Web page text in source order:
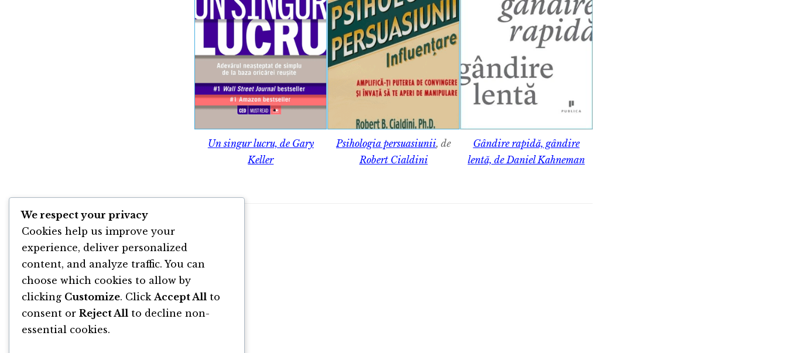
Un singur lucru, de Gary
Keller
Psihologia persuasiunii, de
Robert Cialdini
Gândire rapidă, gândire
lentă, de Daniel Kahneman
We respect your privacy
Cookies help us improve your
experience, deliver personalized
content, and analyze traffic. You can
choose which cookies to allow by
clicking Customize. Click Accept All to
consent or Reject All to decline non-
essential cookies.